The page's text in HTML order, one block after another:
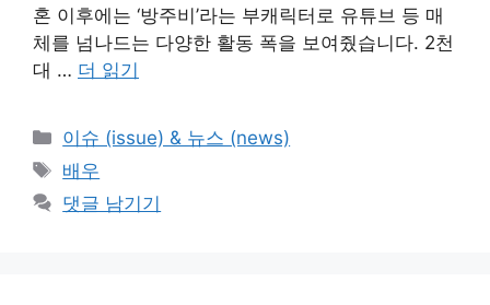
혼 이후에는 ‘방주비’라는 부캐릭터로 유튜브 등 매
체를 넘나드는 다양한 활동 폭을 보여줬습니다. 2천
대 … 더 읽기
카
테
리
이슈 (issue) & 뉴스 (news)
태
그
배우
댓글 남기기